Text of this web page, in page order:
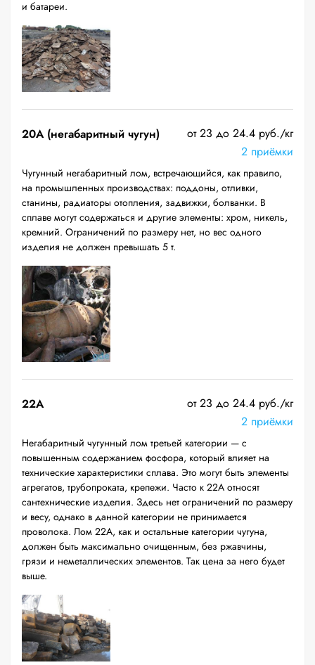
и батареи.
20A (негабаритный чугун)
от 23 до 24.4 руб./кг
2 приёмки
Чугунный негабаритный лом, встречающийся, как правило,
на промышленных производствах: поддоны, отливки,
станины, радиаторы отопления, задвижки, болванки. В
сплаве могут содержаться и другие элементы: хром, никель,
кремний. Ограничений по размеру нет, но вес одного
изделия не должен превышать 5 т.
22A
от 23 до 24.4 руб./кг
2 приёмки
Негабаритный чугунный лом третьей категории — с
повышенным содержанием фосфора, который влияет на
технические характеристики сплава. Это могут быть элементы
агрегатов, трубопроката, крепежи. Часто к 22А относят
сантехнические изделия. Здесь нет ограничений по размеру
и весу, однако в данной категории не принимается
проволока. Лом 22А, как и остальные категории чугуна,
должен быть максимально очищенным, без ржавчины,
грязи и неметаллических элементов. Так цена за него будет
выше.